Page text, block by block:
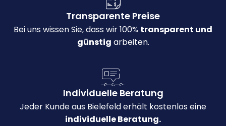
Transparente Preise
Bei uns wissen Sie, dass wir 100% transparent und
günstig arbeiten.
Individuelle Beratung
Jeder Kunde aus Bielefeld erhält kostenlos eine
individuelle Beratung.